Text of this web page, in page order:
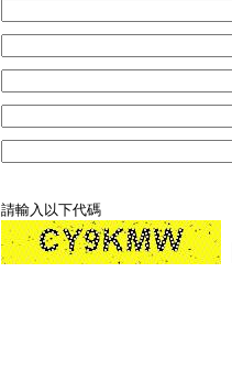
請輸入以下代碼